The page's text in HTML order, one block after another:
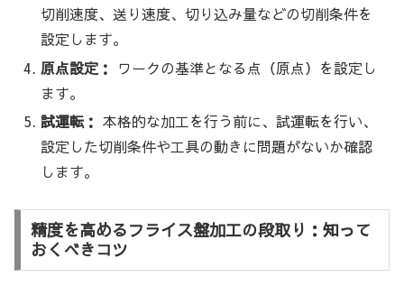
切削速度、送り速度、切り込み量などの切削条件を
設定します。
原点設定： ワークの基準となる点（原点）を設定し
ます。
試運転： 本格的な加工を行う前に、試運転を行い、
設定した切削条件や工具の動きに問題がないか確認
します。
精度を高めるフライス盤加工の段取り：知って
おくべきコツ